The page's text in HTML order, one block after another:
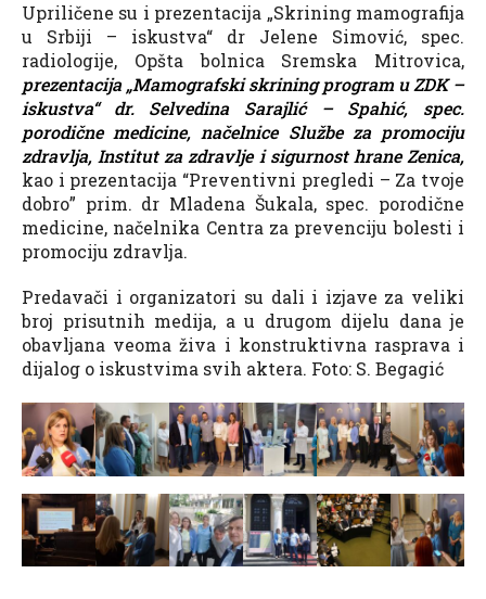
Upriličene su i prezentacija „Skrining mamografija
u Srbiji – iskustva“ dr Jelene Simović, spec.
radiologije, Opšta bolnica Sremska Mitrovica,
prezentacija „Mamografski skrining program u ZDK –
iskustva“ dr. Selvedina Sarajlić – Spahić, spec.
porodične medicine, načelnice Službe za promociju
zdravlja, Institut za zdravlje i sigurnost hrane Zenica,
kao i prezentacija “Preventivni pregledi – Za tvoje
dobro” prim. dr Mladena Šukala, spec. porodične
medicine, načelnika Centra za prevenciju bolesti i
promociju zdravlja.
Predavači i organizatori su dali i izjave za veliki
broj prisutnih medija, a u drugom dijelu dana je
obavljana veoma živa i konstruktivna rasprava i
dijalog o iskustvima svih aktera. Foto: S. Begagić